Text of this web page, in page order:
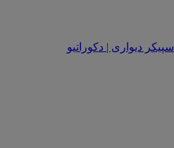
اسپیکر دیواری | دکوراتیو